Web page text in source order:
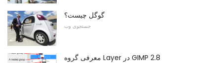
گوگل چیست؟
جستجوی وب
معرفی گروه Layer در GIMP 2.8